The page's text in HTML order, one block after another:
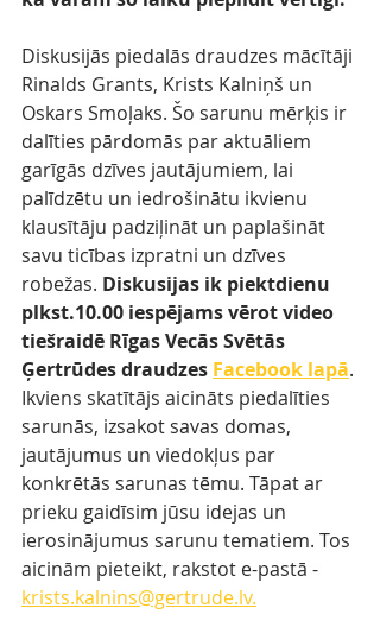
Diskusijās piedalās draudzes mācītāji
Rinalds Grants, Krists Kalniņš un
Oskars Smoļaks. Šo sarunu mērķis ir
dalīties pārdomās par aktuāliem
garīgās dzīves jautājumiem, lai
palīdzētu un iedrošinātu ikvienu
klausītāju padziļināt un paplašināt
savu ticības izpratni un dzīves
robežas. Diskusijas ik piektdienu
plkst.10.00 iespējams vērot video
tiešraidē Rīgas Vecās Svētās
Ģertrūdes draudzes Facebook lapā.
Ikviens skatītājs aicināts piedalīties
sarunās, izsakot savas domas,
jautājumus un viedokļus par
konkrētās sarunas tēmu. Tāpat ar
prieku gaidīsim jūsu idejas un
ierosinājumus sarunu tematiem. Tos
aicinām pieteikt, rakstot e-pastā -
krists.kalnins@gertrude.lv.